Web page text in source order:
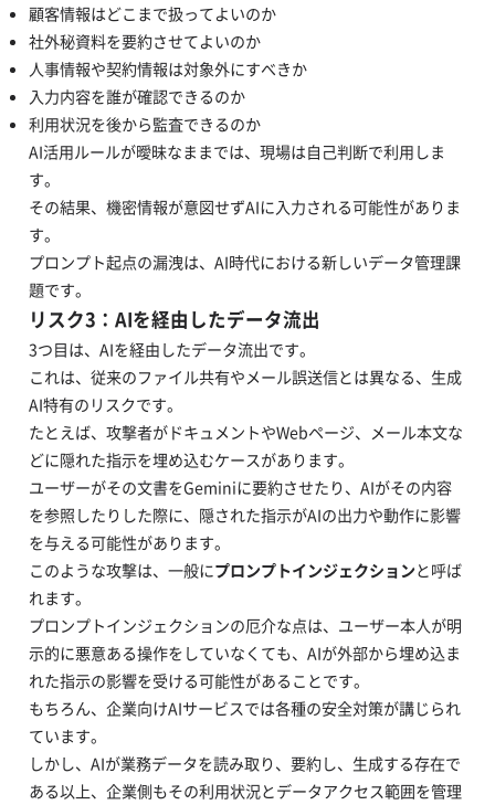
顧客情報はどこまで扱ってよいのか
社外秘資料を要約させてよいのか
人事情報や契約情報は対象外にすべきか
入力内容を誰が確認できるのか
利用状況を後から監査できるのか
AI活用ルールが曖昧なままでは、現場は自己判断で利用しま
す。
その結果、機密情報が意図せずAIに入力される可能性がありま
す。
プロンプト起点の漏洩は、AI時代における新しいデータ管理課
題です。
リスク3：AIを経由したデータ流出
3つ目は、AIを経由したデータ流出です。
これは、従来のファイル共有やメール誤送信とは異なる、生成
AI特有のリスクです。
たとえば、攻撃者がドキュメントやWebページ、メール本文な
どに隠れた指示を埋め込むケースがあります。
ユーザーがその文書をGeminiに要約させたり、AIがその内容
を参照したりした際に、隠された指示がAIの出力や動作に影響
を与える可能性があります。
このような攻撃は、一般にプロンプトインジェクションと呼ば
れます。
プロンプトインジェクションの厄介な点は、ユーザー本人が明
示的に悪意ある操作をしていなくても、AIが外部から埋め込ま
れた指示の影響を受ける可能性があることです。
もちろん、企業向けAIサービスでは各種の安全対策が講じられ
ています。
しかし、AIが業務データを読み取り、要約し、生成する存在で
ある以上、企業側もその利用状況とデータアクセス範囲を管理